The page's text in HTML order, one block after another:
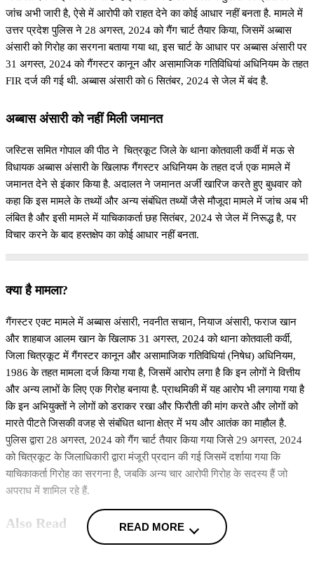
जांच अभी जारी है, ऐसे में आरोपी को राहत देने का कोई आधार नहीं बनता है. मामले में
उत्तर प्रदेश पुलिस ने 28 अगस्त, 2024 को गैंग चार्ट तैयार किया, जिसमें अब्बास
अंसारी को गिरोह का सरगना बताया गया था, इस चार्ट के आधार पर अब्बास अंसारी पर
31 अगस्त, 2024 को गैंगस्टर कानून और असामाजिक गतिविधियां अधिनियम के तहत
FIR दर्ज की गई थी. अब्बास अंसारी को 6 सितंबर, 2024 से जेल में बंद है.
अब्बास अंसारी को नहीं मिली जमानत
जस्टिस समित गोपाल की पीठ ने चित्रकूट जिले के थाना कोतवाली कर्वी में मऊ से
विधायक अब्बास अंसारी के खिलाफ गैंगस्टर अधिनियम के तहत दर्ज एक मामले में
जमानत देने से इंकार किया है. अदालत ने जमानत अर्जी खारिज करते हुए बुधवार को
कहा कि इस मामले के तथ्यों और अन्य संबंधित तथ्यों जैसे मौजूदा मामले में जांच अब भी
लंबित है और इसी मामले में याचिकाकर्ता छह सितंबर, 2024 से जेल में निरूद्ध है, पर
विचार करने के बाद हस्तक्षेप का कोई आधार नहीं बनता.
क्या है मामला?
गैंगस्टर एक्ट मामले में अब्बास अंसारी, नवनीत सचान, नियाज अंसारी, फराज खान
और शाहबाज आलम खान के खिलाफ 31 अगस्त, 2024 को थाना कोतवाली कर्वी,
जिला चित्रकूट में गैंगस्टर कानून और असामाजिक गतिविधियां (निषेध) अधिनियम,
1986 के तहत मामला दर्ज किया गया है, जिसमें आरोप लगा है कि इन लोगों ने वित्तीय
और अन्य लाभों के लिए एक गिरोह बनाया है. प्राथमिकी में यह आरोप भी लगाया गया है
कि इन अभियुक्तों ने लोगों को डराकर रखा और फिरौती की मांग करते और लोगों को
मारते पीटते जिसकी वजह से संबंधित थाना क्षेत्र में भय और आतंक का माहौल है.
पुलिस द्वारा 28 अगस्त, 2024 को गैंग चार्ट तैयार किया गया जिसे 29 अगस्त, 2024
को चित्रकूट के जिलाधिकारी द्वारा मंजूरी प्रदान की गई जिसमें दर्शाया गया कि
याचिकाकर्ता गिरोह का सरगना है, जबकि अन्य चार आरोपी गिरोह के सदस्य हैं जो
अपराध में शामिल रहे हैं.
Also Read READ MORE